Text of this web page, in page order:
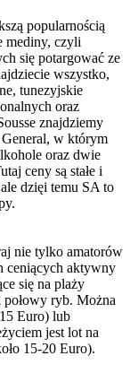
popularnością
mediny, czyli
się potargować ze
wszystko,
tunezyjskie
oraz
znajdziemy
w którym
oraz dwie
ceny są stałe i
dzięi temu SA to
nie tylko amatorów
ceniących aktywny
się na plaży
ryb. Można
Euro) lub
jest lot na
15-20 Euro).